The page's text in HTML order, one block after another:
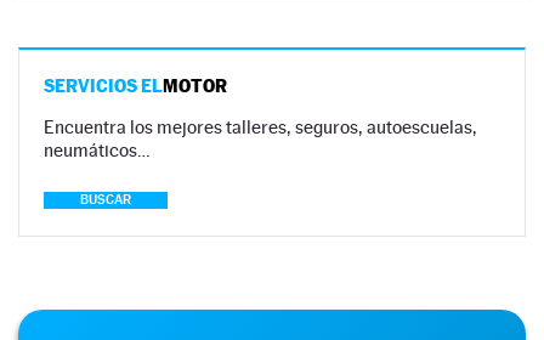
SERVICIOS ELMOTOR
Encuentra los mejores talleres, seguros, autoescuelas,
neumáticos…
BUSCAR